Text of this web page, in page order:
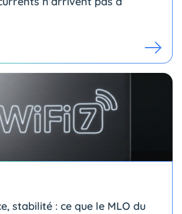
stabilité : ce que le MLO du